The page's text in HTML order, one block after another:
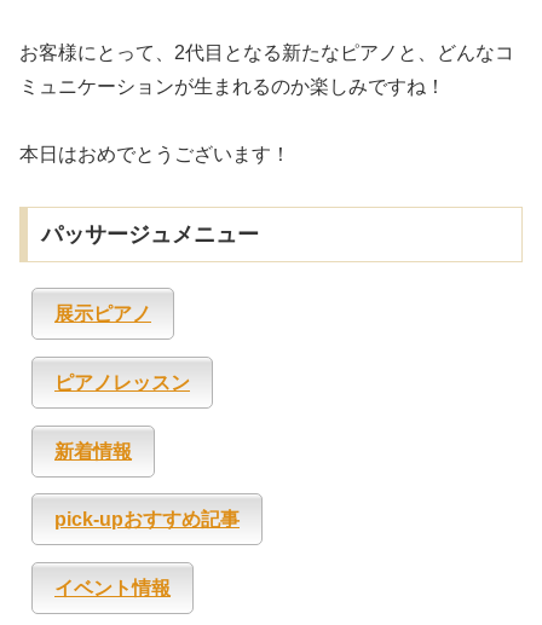
お客様にとって、2代目となる新たなピアノと、どんなコ
ミュニケーションが生まれるのか楽しみですね！
本日はおめでとうございます！
パッサージュメニュー
展示ピアノ
ピアノレッスン
新着情報
pick-upおすすめ記事
イベント情報